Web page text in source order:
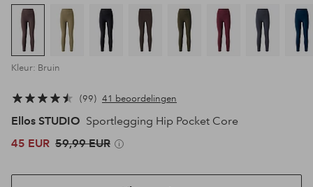
Kleur: Bruin
99 41 beoordelingen
Ellos STUDIO Sportlegging Hip Pocket Core
45 EUR 59,99 EUR